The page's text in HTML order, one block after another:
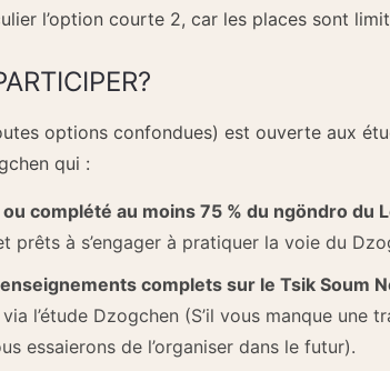
l’option courte 2, car les places sont
options confondues) est ouverte aux
qui :
complété au moins 75 % du ngöndro du
prêts à s’engager à pratiquer la voie du
enseignements complets sur le Tsik Soum
l’étude Dzogchen (S’il vous manque une
essaierons de l’organiser dans le futur).